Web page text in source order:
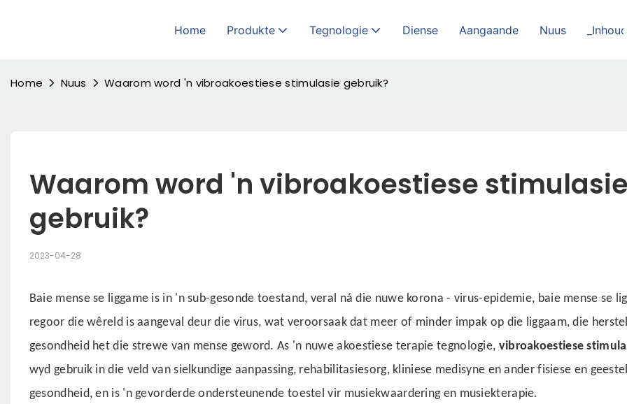
Home Produkte Tegnologie Diense Aangaande Nuus _Inhoud
Home Nuus Waarom word 'n vibroakoestiese stimulasie gebruik?
Waarom word 'n vibroakoestiese stimulasie
gebruik?
2023-04-28
Baie mense se liggame is in 'n sub-gesonde toestand, veral ná die nuwe korona- virus-epidemie, baie mense se
regoor die wêreld is aangeval deur die virus, wat veroorsaak dat meer of minder impak op die liggaam, die
gesondheid het die strewe van mense geword. As 'n nuwe akoestiese terapie tegnologie, vibroakoestiese
wyd gebruik in die veld van sielkundige aanpassing, rehabilitasiesorg, kliniese medisyne en ander fisiese en
gesondheid, en is 'n gevorderde ondersteunende toestel vir musiekwaardering en musiekterapie.